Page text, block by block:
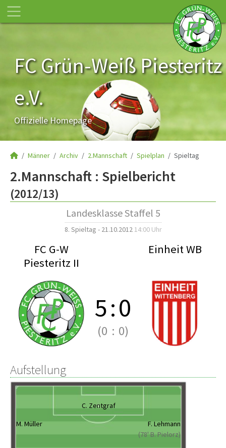
FC Grün-Weiß Piesteritz
e.V.
Offizielle Homepage
Männer Archiv 2.Mannschaft Spielplan Spieltag
2.Mannschaft : Spielbericht
(2012/13)
Landesklasse Staffel 5
8. Spieltag - 21.10.2012 14:00 Uhr
FC G-W
Piesteritz II
Einheit WB
5:0
(0 : 0)
Aufstellung
C. Zentgraf
M. Müller
F. Lehmann
(78' B. Pielorz)